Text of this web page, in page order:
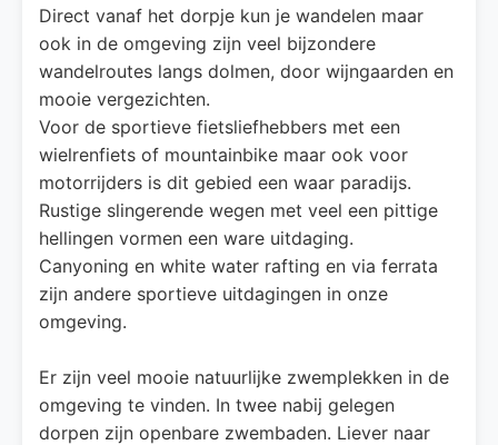
Direct vanaf het dorpje kun je wandelen maar
ook in de omgeving zijn veel bijzondere
wandelroutes langs dolmen, door wijngaarden en
mooie vergezichten.
Voor de sportieve fietsliefhebbers met een
wielrenfiets of mountainbike maar ook voor
motorrijders is dit gebied een waar paradijs.
Rustige slingerende wegen met veel een pittige
hellingen vormen een ware uitdaging.
Canyoning en white water rafting en via ferrata
zijn andere sportieve uitdagingen in onze
omgeving.
Er zijn veel mooie natuurlijke zwemplekken in de
omgeving te vinden. In twee nabij gelegen
dorpen zijn openbare zwembaden. Liever naar